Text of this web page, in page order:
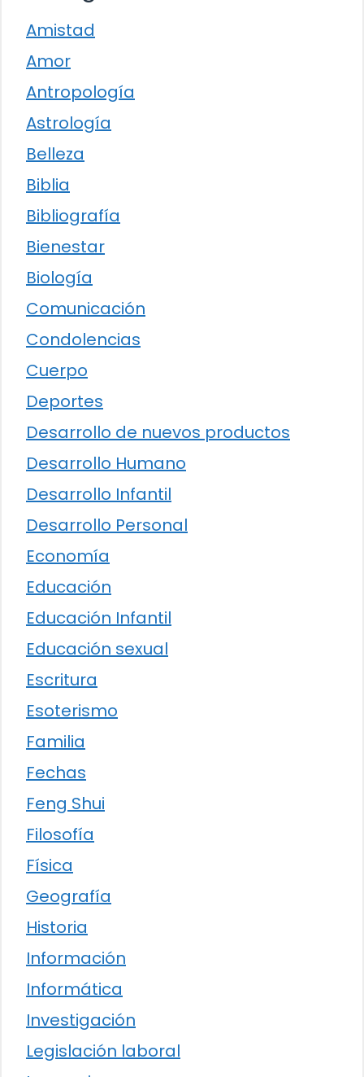
Amistad
Amor
Antropología
Astrología
Belleza
Biblia
Bibliografía
Bienestar
Biología
Comunicación
Condolencias
Cuerpo
Deportes
Desarrollo de nuevos productos
Desarrollo Humano
Desarrollo Infantil
Desarrollo Personal
Economía
Educación
Educación Infantil
Educación sexual
Escritura
Esoterismo
Familia
Fechas
Feng Shui
Filosofía
Física
Geografía
Historia
Información
Informática
Investigación
Legislación laboral